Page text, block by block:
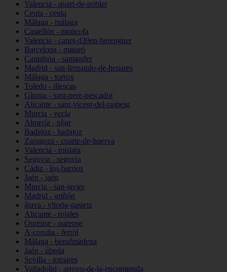
Valencia - quart-de-poblet
Ceuta - ceuta
Málaga - málaga
Castellón - moncofa
Valencia - canet-d39en-berenguer
Barcelona - mataró
Cantabria - santander
Madrid - san-fernando-de-henares
Málaga - torrox
Toledo - illescas
Girona - sant-pere-pescador
Alicante - sant-vicent-del-raspeig
Murcia - yecla
Almería - níjar
Badajoz - badajoz
Zaragoza - cuarte-de-huerva
Valencia - mislata
Segovia - segovia
Cádiz - los-barrios
Jaén - jaén
Murcia - san-javier
Madrid - griñón
álava - vitoria-gasteiz
Alicante - rojales
Ourense - ourense
A-coruña - ferrol
Málaga - benalmádena
Jaén - úbeda
Sevilla - tomares
Valladolid - arroyo-de-la-encomienda